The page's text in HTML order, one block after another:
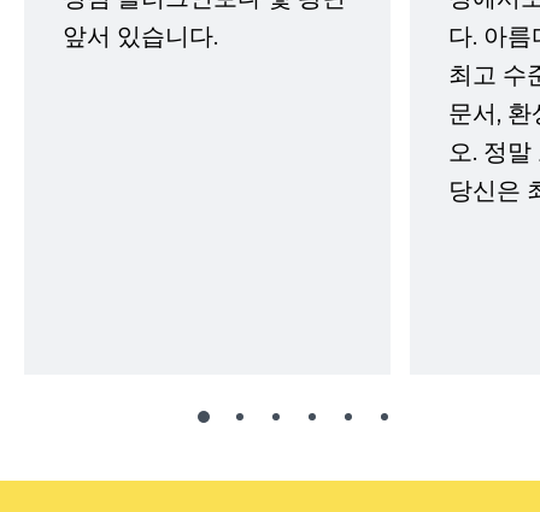
앞서 있습니다.
다. 아름
최고 수
문서,
오. 정
당신은